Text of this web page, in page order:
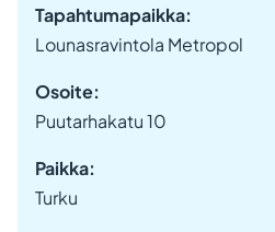
Tapahtumapaikka:
Lounasravintola Metropol
Osoite:
Puutarhakatu 10
Paikka:
Turku